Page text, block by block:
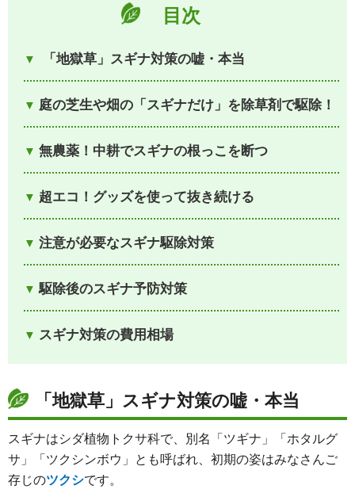
目次
「地獄草」スギナ対策の嘘・本当
庭の芝生や畑の「スギナだけ」を除草剤で駆除！
無農薬！中耕でスギナの根っこを断つ
超エコ！グッズを使って抜き続ける
注意が必要なスギナ駆除対策
駆除後のスギナ予防対策
スギナ対策の費用相場
「地獄草」スギナ対策の嘘・本当
スギナはシダ植物トクサ科で、別名「ツギナ」「ホタルグ
サ」「ツクシンボウ」とも呼ばれ、初期の姿はみなさんご
存じのツクシです。